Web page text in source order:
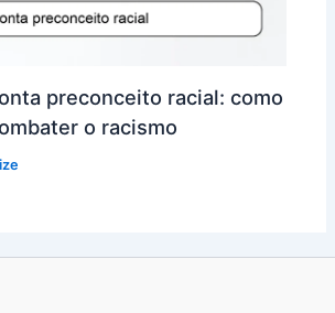
preconceito racial: como
o racismo